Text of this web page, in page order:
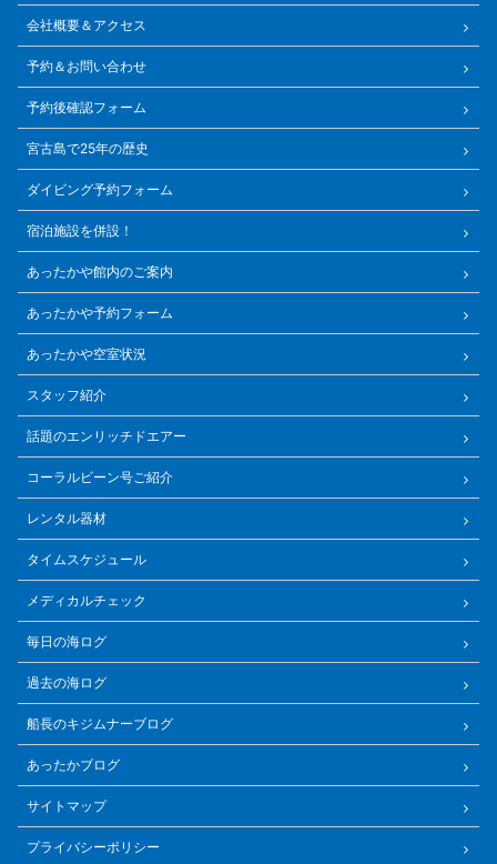
会社概要＆アクセス
予約＆お問い合わせ
予約後確認フォーム
宮古島で25年の歴史
ダイビング予約フォーム
宿泊施設を併設！
あったかや館内のご案内
あったかや予約フォーム
あったかや空室状況
スタッフ紹介
話題のエンリッチドエアー
コーラルビーン号ご紹介
レンタル器材
タイムスケジュール
メディカルチェック
毎日の海ログ
過去の海ログ
船長のキジムナーブログ
あったかブログ
サイトマップ
プライバシーポリシー